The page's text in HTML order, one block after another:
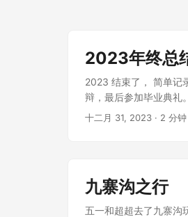
2023年终总
2023 结束了， 简单记
辩，最后参加毕业典礼
十二月 31, 2023 · 2 分钟
九寨沟之行
五一和超超去了九寨